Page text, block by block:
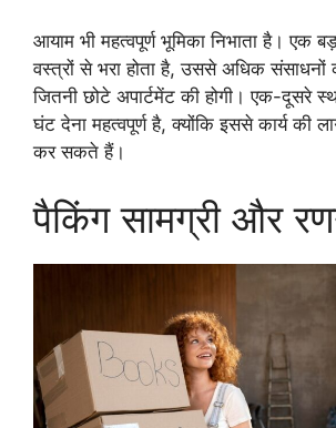
आयाम भी महत्वपूर्ण भूमिका निभाता है। एक
वस्त्रों से भरा होता है, उससे अधिक संसाधनों
जितनी छोटे अपार्टमेंट की होगी। एक-दूसरे
घंट देना महत्वपूर्ण है, क्योंकि इससे कार्य की
कर सकते हैं।
पैकिंग सामग्री और